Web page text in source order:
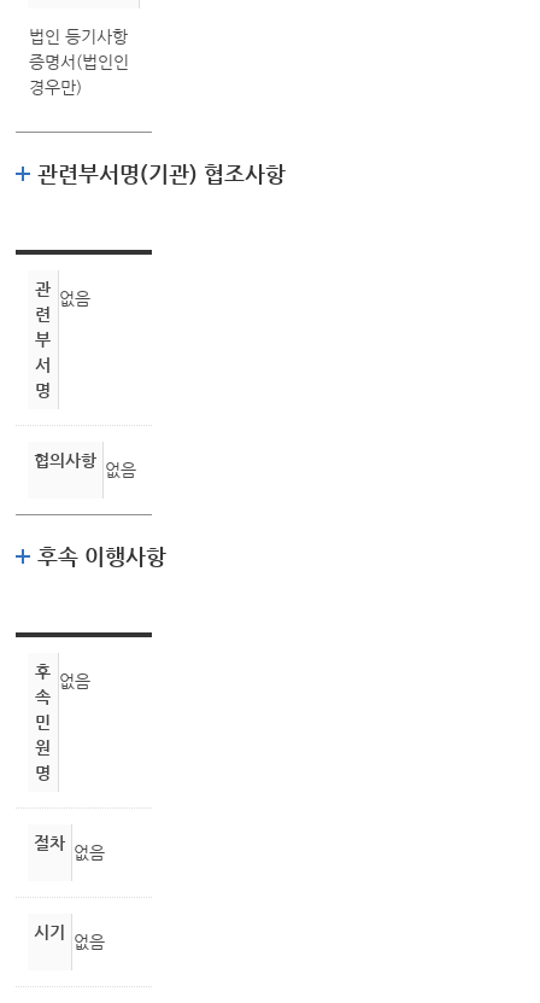
법인 등기사항
증명서(법인인
경우만)
관련부서명(기관) 협조사항
관
련
부
서
명
없음
협의사항 없음
후속 이행사항
후
속
민
원
명
없음
절차 없음
시기 없음